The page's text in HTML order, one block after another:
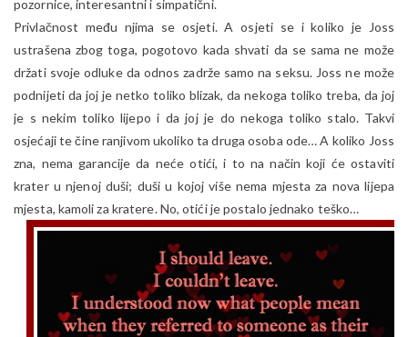
pozornice, interesantni i simpatični.
Privlačnost među njima se osjeti. A osjeti se i koliko je Joss
ustrašena zbog toga, pogotovo kada shvati da se sama ne može
držati svoje odluke da odnos zadrže samo na seksu. Joss ne može
podnijeti da joj je netko toliko blizak, da nekoga toliko treba, da joj
je s nekim toliko lijepo i da joj je do nekoga toliko stalo. Takvi
osjećaji te čine ranjivom ukoliko ta druga osoba ode… A koliko Joss
zna, nema garancije da neće otići, i to na način koji će ostaviti
krater u njenoj duši; duši u kojoj više nema mjesta za nova lijepa
mjesta, kamoli za kratere. No, otići je postalo jednako teško…